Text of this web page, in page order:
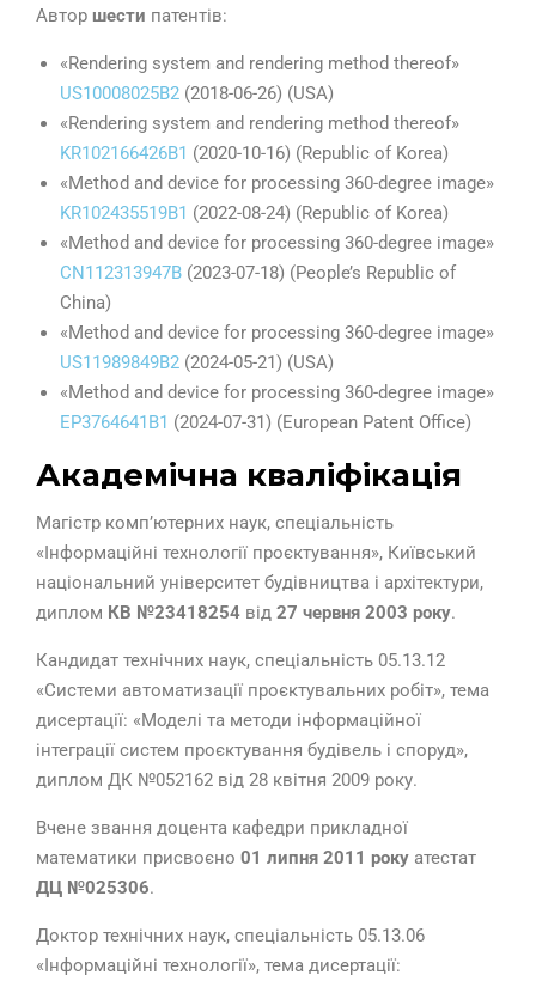
Автор шести патентів:
«Rendering system and rendering method thereof»
US10008025B2 (2018-06-26) (USA)
«Rendering system and rendering method thereof»
KR102166426B1 (2020-10-16) (Republic of Korea)
«Method and device for processing 360-degree image»
KR102435519B1 (2022-08-24) (Republic of Korea)
«Method and device for processing 360-degree image»
CN112313947B (2023-07-18) (People’s Republic of
China)
«Method and device for processing 360-degree image»
US11989849B2 (2024-05-21) (USA)
«Method and device for processing 360-degree image»
EP3764641B1 (2024-07-31) (European Patent Office)
Академічна кваліфікація
Магістр комп’ютерних наук, спеціальність
«Інформаційні технології проєктування», Київський
національний університет будівництва і архітектури,
диплом КВ №23418254 від 27 червня 2003 року.
Кандидат технічних наук, спеціальність 05.13.12
«Системи автоматизації проєктувальних робіт», тема
дисертації: «Моделі та методи інформаційної
інтеграції систем проєктування будівель і споруд»,
диплом ДК №052162 від 28 квітня 2009 року.
Вчене звання доцента кафедри прикладної
математики присвоєно 01 липня 2011 року атестат
ДЦ №025306.
Доктор технічних наук, спеціальність 05.13.06
«Інформаційні технології», тема дисертації: